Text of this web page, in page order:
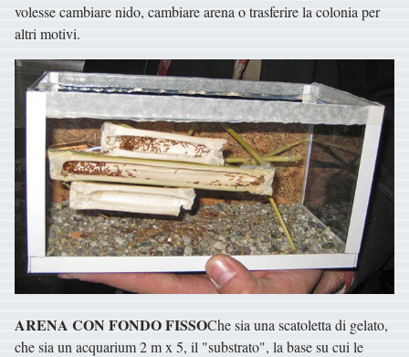
volesse cambiare nido, cambiare arena o trasferire la colonia per
altri motivi.
ARENA CON FONDO FISSOChe sia una scatoletta di gelato,
che sia un acquarium 2 m x 5, il "substrato", la base su cui le